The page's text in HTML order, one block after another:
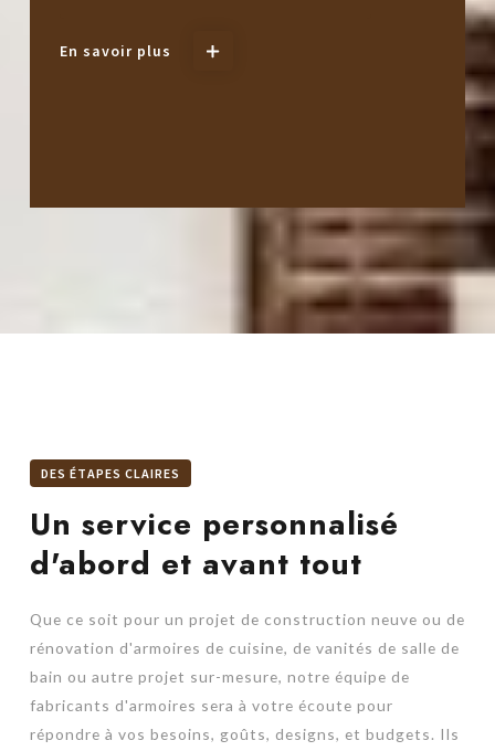
En savoir plus
DES ÉTAPES CLAIRES
Un service personnalisé
d'abord et avant tout
Que ce soit pour un projet de construction neuve ou de
rénovation d'armoires de cuisine, de vanités de salle de
bain ou autre projet sur-mesure, notre équipe de
fabricants d'armoires sera à votre écoute pour
répondre à vos besoins, goûts, designs, et budgets. Ils